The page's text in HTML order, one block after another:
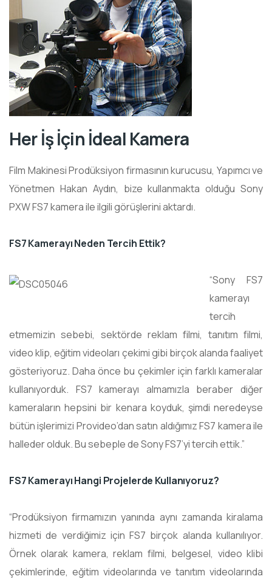
Her İş İçin İdeal Kamera
Film Makinesi Prodüksiyon firmasının kurucusu, Yapımcı ve
Yönetmen Hakan Aydın, bize kullanmakta olduğu Sony
PXW FS7 kamera ile ilgili görüşlerini aktardı.
FS7 Kamerayı Neden Tercih Ettik?
“Sony FS7
kamerayı
tercih
etmemizin sebebi, sektörde reklam filmi, tanıtım filmi,
video klip, eğitim videoları çekimi gibi birçok alanda faaliyet
gösteriyoruz. Daha önce bu çekimler için farklı kameralar
kullanıyorduk. FS7 kamerayı almamızla beraber diğer
kameraların hepsini bir kenara koyduk, şimdi neredeyse
bütün işlerimizi Provideo’dan satın aldığımız FS7 kamera ile
halleder olduk. Bu sebeple de Sony FS7’yi tercih ettik.”
FS7 Kamerayı Hangi Projelerde Kullanıyoruz?
“Prodüksiyon firmamızın yanında aynı zamanda kiralama
hizmeti de verdiğimiz için FS7 birçok alanda kullanılıyor.
Örnek olarak kamera, reklam filmi, belgesel, video klibi
çekimlerinde, eğitim videolarında ve tanıtım videolarında